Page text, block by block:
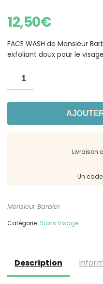
12,50€
FACE WASH de Monsieur
exfoliant doux pour le
Livraison
Un
Monsieur Barbier
Catégorie: Soins Visage
Description